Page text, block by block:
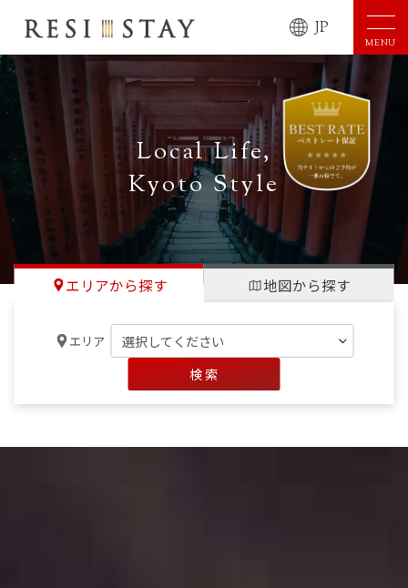
JP
MENU
Local Life,
Kyoto Style
エリアから探す 地図から探す
エリア
検 索